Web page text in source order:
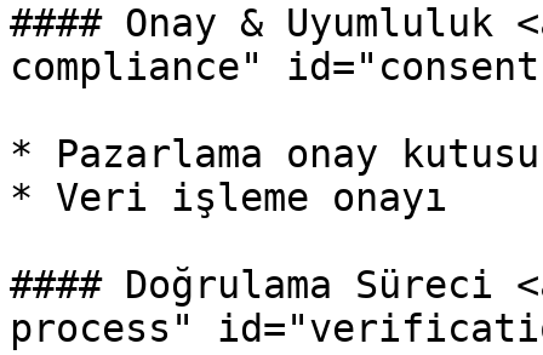
#### Onay & Uyumluluk
compliance"
* Pazarlama onay kutusu
* Veri işleme onayı
#### Doğrulama
process"